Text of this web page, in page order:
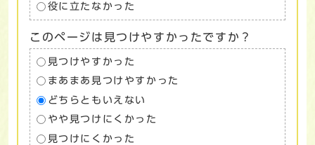
役に立たなかった
このページは見つけやすかったですか？
見つけやすかった
まあまあ見つけやすかった
どちらともいえない
やや見つけにくかった
見つけにくかった